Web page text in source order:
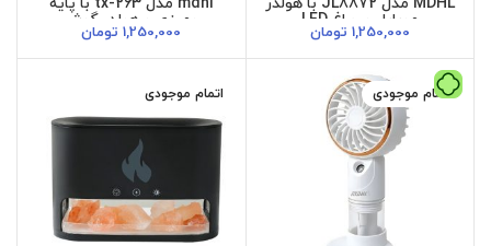
موبایل و چراغ LED
1,250,000 تومان
رومیزی و هولدر گوشی
1,250,000 تومان
اتمام موجودی اتمام موجودی